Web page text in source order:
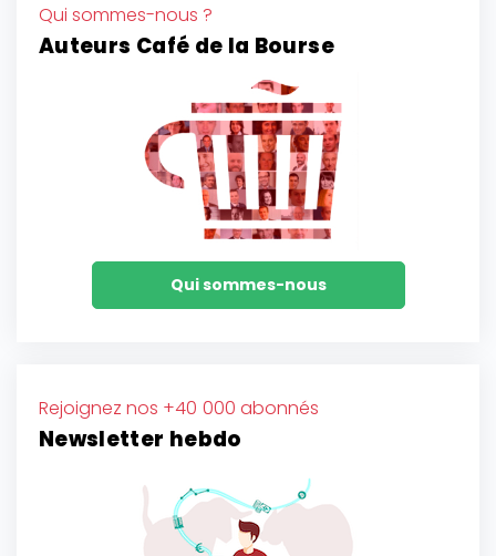
Qui sommes-nous ?
Auteurs Café de la Bourse
Qui sommes-nous
Rejoignez nos +40 000 abonnés
Newsletter hebdo